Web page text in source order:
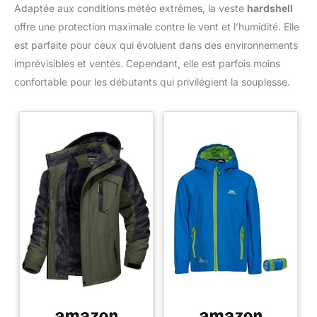
Adaptée aux conditions météo extrêmes, la veste hardshell
offre une protection maximale contre le vent et l’humidité. Elle
est parfaite pour ceux qui évoluent dans des environnements
imprévisibles et ventés. Cependant, elle est parfois moins
confortable pour les débutants qui privilégient la souplesse.